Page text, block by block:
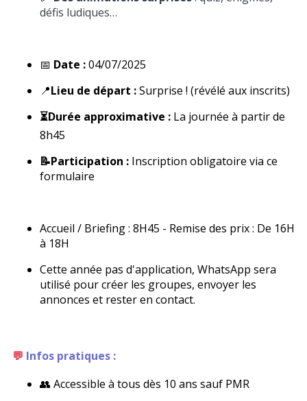
défis ludiques…
📅 Date :04/07/2025
📍Lieu de départ :Surprise ! (révélé aux inscrits)
⏳Durée approximative : La journée à partir de
8h45
📝Participation : Inscription obligatoire via ce
formulaire
Accueil / Briefing : 8H45 - Remise des prix : De 16H
à 18H
Cette année pas d'application, WhatsApp sera
utilisé pour créer les groupes, envoyer les
annonces et rester en contact.
💬 Infos pratiques :
👥 Accessible à tous dès 10 ans sauf PMR